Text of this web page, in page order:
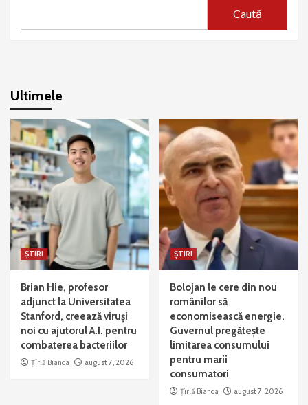
Caută
Ultimele
ȘTIRI
Brian Hie, profesor
adjunct la Universitatea
Stanford, creează viruși
noi cu ajutorul A.I. pentru
combaterea bacteriilor
Țîrlă Bianca august 7, 2026
ȘTIRI
Bolojan le cere din nou
românilor să
economisească energie.
Guvernul pregătește
limitarea consumului
pentru marii
consumatori
Țîrlă Bianca august 7, 2026